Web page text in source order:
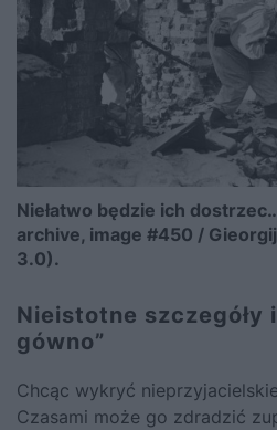
Niełatwo będzie ich
archive, image #450 /
3.0).
Nieistotne szczegóły
gówno”
Chcąc wykryć
Czasami może go zdradzić